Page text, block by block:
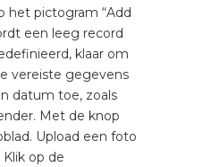
het pictogram “Add
een leeg record
klaar om
vereiste gegevens
datum toe, zoals
Met de knop
Upload een foto
op de